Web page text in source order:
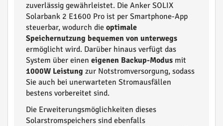
zuverlässig gewährleistet. Die Anker SOLIX
Solarbank 2 E1600 Pro ist per Smartphone-App
steuerbar, wodurch die optimale
Speichernutzung bequemen von unterwegs
ermöglicht wird. Darüber hinaus verfügt das
System über einen eigenen Backup-Modus mit
1000W Leistung zur Notstromversorgung, sodass
Sie auch bei unerwarteten Stromausfällen
bestens vorbereitet sind.
Die Erweiterungsmöglichkeiten dieses
Solarstromspeichers sind ebenfalls